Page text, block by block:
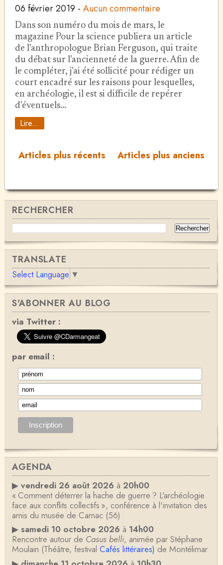
06 février 2019 - Aucun commentaire
Dans son numéro du mois de mars, le
magazine Pour la science publiera un article
de l'anthropologue Brian Ferguson, qui traite
du débat sur l'ancienneté de la guerre. Afin de
le compléter, j'ai été sollicité pour rédiger un
court encadré sur les raisons pour lesquelles,
en archéologie, il est si difficile de repérer
d'éventuels…
Lire...
Articles plus récents Articles plus anciens
RECHERCHER
TRANSLATE
Select Language ▼
S'ABONNER AU BLOG
via Twitter :
par email :
AGENDA
▶ vendredi 26 août 2026 à 20h00
« Comment déterrer la hache de guerre ? L'archéologie
face aux conflits collectifs », conférence à l'invitation des
amis du musée de Carnac (56)
▶ samedi 10 octobre 2026 à 14h00
Rencontre autour de Casus belli, animée par Stéphane
Moulain (Théâtre, festival Cafés littéraires) de Montélimar